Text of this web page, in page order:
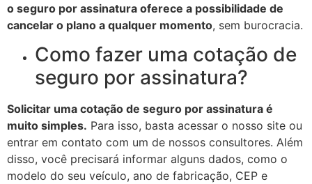
o seguro por assinatura oferece a possibilidade de
cancelar o plano a qualquer momento, sem burocracia.
Como fazer uma cotação de
seguro por assinatura?
Solicitar uma cotação de seguro por assinatura é
muito simples. Para isso, basta acessar o nosso site ou
entrar em contato com um de nossos consultores. Além
disso, você precisará informar alguns dados, como o
modelo do seu veículo, ano de fabricação, CEP e